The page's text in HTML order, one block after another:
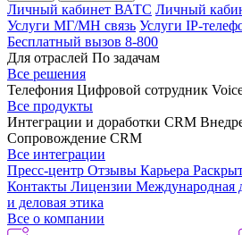
Личный кабинет ВАТС Личный
Услуги МГ/МН связь Услуги IP-
Бесплатный вызов 8-800
Для отраслей По задачам
Все решения
Телефония Цифровой сотрудник
Все продукты
Интеграции и доработки CRM
Сопровождение CRM
Все интеграции
Пресс-центр Отзывы Карьера
Контакты Лицензии Международная
и деловая этика
Все о компании